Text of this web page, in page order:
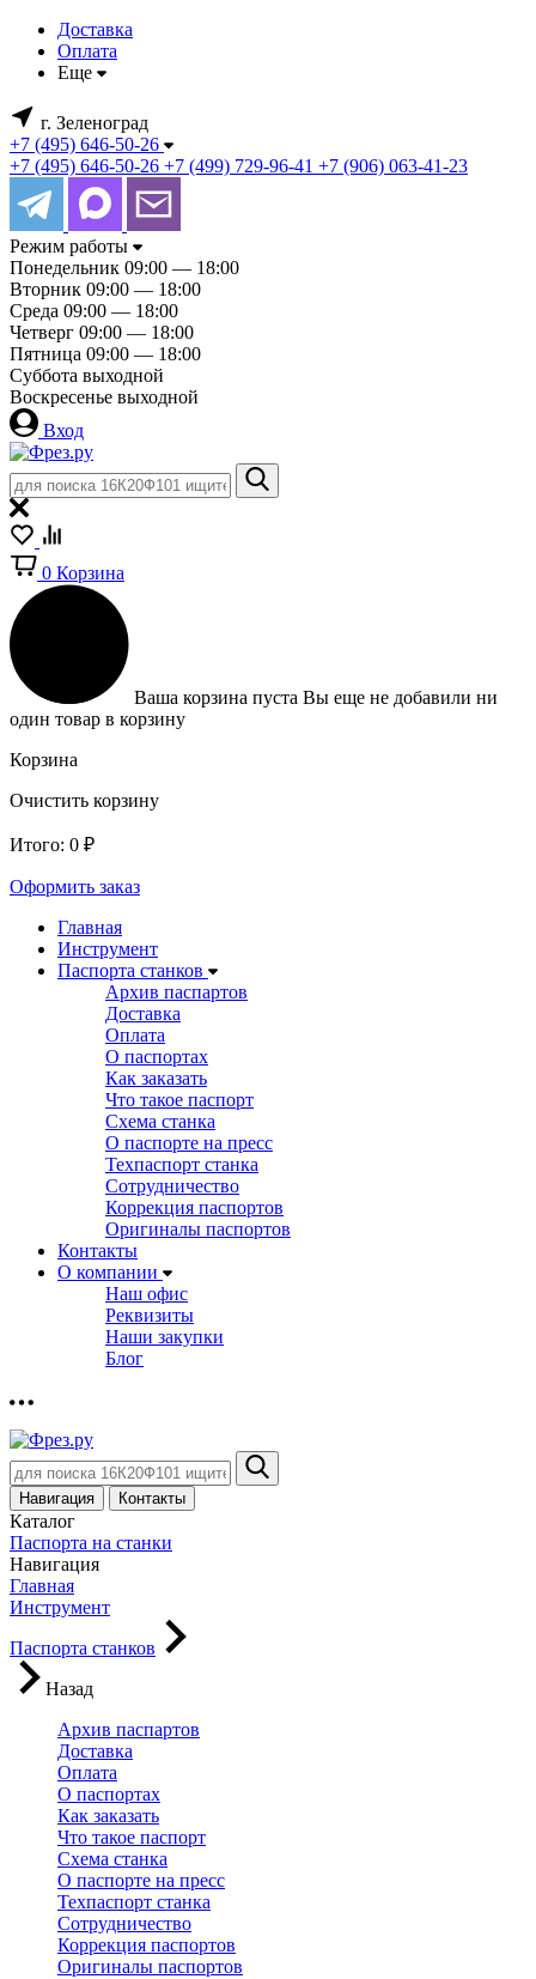
Доставка
Оплата
Еще
г. Зеленоград
+7 (495) 646-50-26
+7 (495) 646-50-26 +7 (499) 729-96-41 +7 (906) 063-41-23
Режим работы
Понедельник 09:00 — 18:00
Вторник 09:00 — 18:00
Среда 09:00 — 18:00
Четверг 09:00 — 18:00
Пятница 09:00 — 18:00
Суббота выходной
Воскресенье выходной
Вход
0 Корзина
Ваша корзина пуста Вы еще не добавили ни
один товар в корзину
Корзина
Очистить корзину
Итого: 0 ₽
Оформить заказ
Главная
Инструмент
Паспорта станков
Архив паспартов
Доставка
Оплата
О паспортах
Как заказать
Что такое паспорт
Схема станка
О паспорте на пресс
Техпаспорт станка
Сотрудничество
Коррекция паспортов
Оригиналы паспортов
Контакты
О компании
Наш офис
Реквизиты
Наши закупки
Блог
Навигация Контакты
Каталог
Паспорта на станки
Навигация
Главная
Инструмент
Паспорта станков
Назад
Архив паспартов
Доставка
Оплата
О паспортах
Как заказать
Что такое паспорт
Схема станка
О паспорте на пресс
Техпаспорт станка
Сотрудничество
Коррекция паспортов
Оригиналы паспортов